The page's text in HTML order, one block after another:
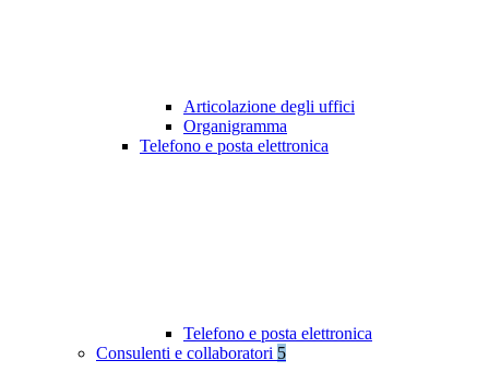
Articolazione degli uffici
Organigramma
Telefono e posta elettronica
Telefono e posta elettronica
Consulenti e collaboratori 5